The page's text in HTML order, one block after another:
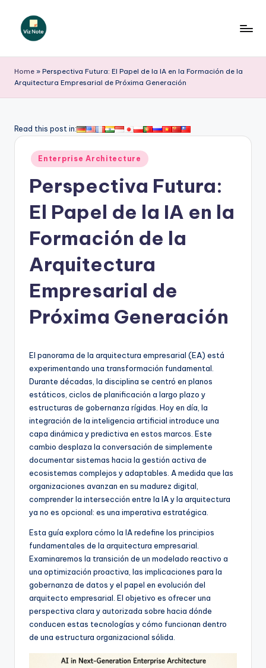
Saltar
iz
N
t
ni
A
si
&
S
o
w
Home » Perspectiva Futura: El Papel de la IA en la Formación de la
Arquitectura Empresarial de Próxima Generación
Read this post in:
Publicado
en
Enterprise Architecture
Perspectiva Futura:
El Papel de la IA en la
Formación de la
Arquitectura
Empresarial de
Próxima Generación
El panorama de la arquitectura empresarial (EA) está
experimentando una transformación fundamental.
Durante décadas, la disciplina se centró en planos
estáticos, ciclos de planificación a largo plazo y
estructuras de gobernanza rígidas. Hoy en día, la
integración de la inteligencia artificial introduce una
capa dinámica y predictiva en estos marcos. Este
cambio desplaza la conversación de simplemente
documentar sistemas hacia la gestión activa de
ecosistemas complejos y adaptables. A medida que las
organizaciones avanzan en su madurez digital,
comprender la intersección entre la IA y la arquitectura
ya no es opcional: es una imperativa estratégica.
Esta guía explora cómo la IA redefine los principios
fundamentales de la arquitectura empresarial.
Examinaremos la transición de un modelado reactivo a
una optimización proactiva, las implicaciones para la
gobernanza de datos y el papel en evolución del
arquitecto empresarial. El objetivo es ofrecer una
perspectiva clara y autorizada sobre hacia dónde
conducen estas tecnologías y cómo funcionan dentro
de una estructura organizacional sólida.